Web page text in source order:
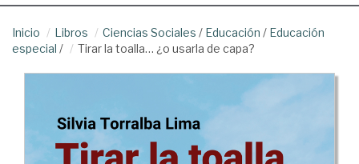
Inicio Libros Ciencias Sociales / Educación / Educación
especial / Tirar la toalla… ¿o usarla de capa?